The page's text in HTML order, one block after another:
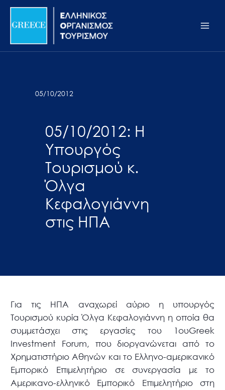
Σημείωση:
ιστότοπος
προσβασιμότητας.
Μετάβαση
περιεχόμενο
05/10/2012
05/10/2012: Η
Υπουργός
Τουρισμού κ.
Όλγα
Κεφαλογιάννη
στις ΗΠΑ
Για τις ΗΠΑ αναχωρεί αύριο η υπουργός
Τουρισμού κυρία Όλγα Κεφαλογιάννη η οποία θα
συμμετάσχει στις εργασίες του 1ουGreek
Investment Forum, που διοργανώνεται από το
Χρηματιστήριο Αθηνών και το Ελληνο-αμερικανικό
Εμπορικό Επιμελητήριο σε συνεργασία με το
Αμερικανο-ελληνικό Εμπορικό Επιμελητήριο στη